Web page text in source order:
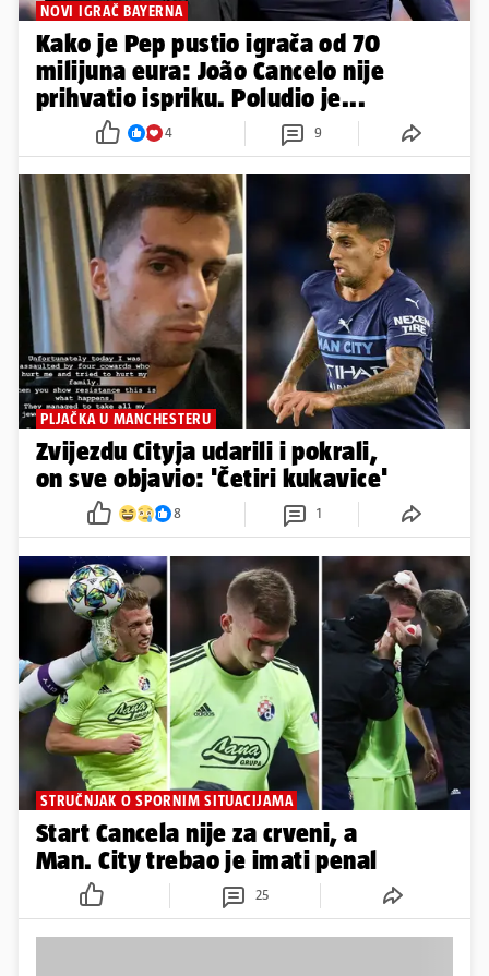
NOVI IGRAČ BAYERNA
Kako je Pep pustio igrača od 70
milijuna eura: João Cancelo nije
prihvatio ispriku. Poludio je...
4 9
PLJAČKA U MANCHESTERU
Zvijezdu Cityja udarili i pokrali,
on sve objavio: 'Četiri kukavice'
8 1
STRUČNJAK O SPORNIM SITUACIJAMA
Start Cancela nije za crveni, a
Man. City trebao je imati penal
25